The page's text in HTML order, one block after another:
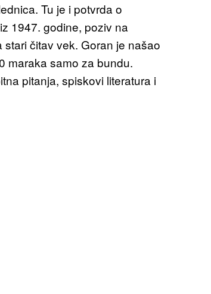
Tu je i potvrda o
1947. godine, poziv na
čitav vek. Goran je našao
maraka samo za bundu.
pitanja, spiskovi literatura i